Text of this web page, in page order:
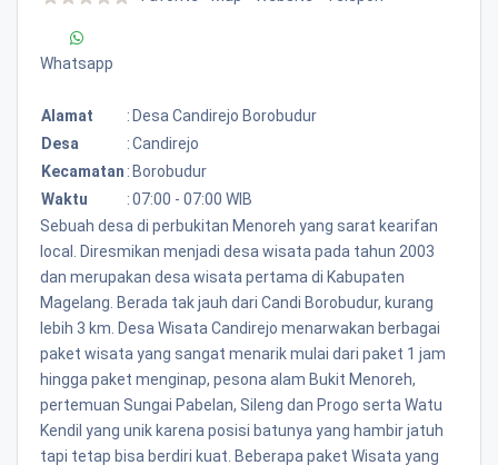
Whatsapp
Alamat : Desa Candirejo Borobudur
Desa
:Candirejo
Kecamatan : Borobudur
Waktu
:07:00 - 07:00 WIB
Sebuah desa di perbukitan Menoreh yang sarat kearifan
local. Diresmikan menjadi desa wisata pada tahun 2003
dan merupakan desa wisata pertama di Kabupaten
Magelang. Berada tak jauh dari Candi Borobudur, kurang
lebih 3 km. Desa Wisata Candirejo menarwakan berbagai
paket wisata yang sangat menarik mulai dari paket 1 jam
hingga paket menginap, pesona alam Bukit Menoreh,
pertemuan Sungai Pabelan, Sileng dan Progo serta Watu
Kendil yang unik karena posisi batunya yang hambir jatuh
tapi tetap bisa berdiri kuat. Beberapa paket Wisata yang